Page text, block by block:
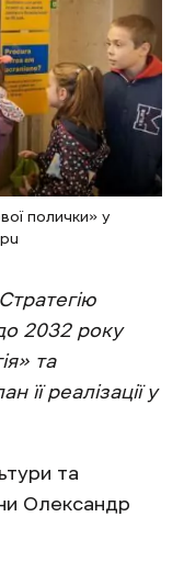
полички» у
2032 року
та
її реалізації у
та
Олександр